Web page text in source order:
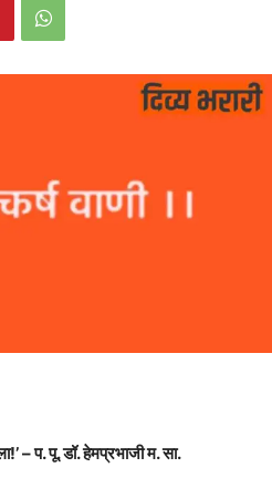
– प. पू. डॉ. हेमप्रभाजी म. सा.